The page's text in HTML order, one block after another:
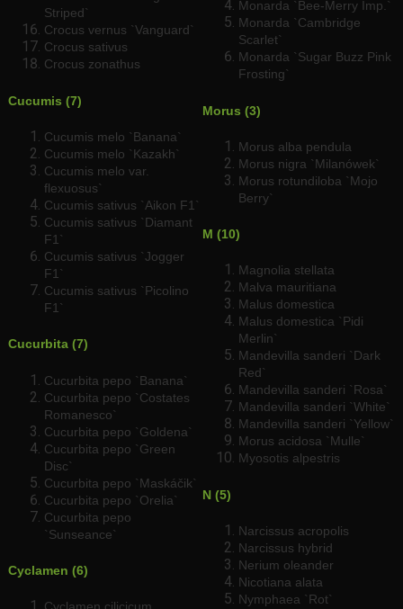
Striped`
Crocus vernus `Vanguard`
Crocus sativus
Crocus zonathus
Cucumis (7)
Cucumis melo `Banana`
Cucumis melo `Kazakh`
Cucumis melo var.
flexuosus`
Cucumis sativus `Aikon F1`
Cucumis sativus `Diamant
F1`
Cucumis sativus `Jogger
F1`
Cucumis sativus `Picolino
F1`
Cucurbita (7)
Cucurbita pepo `Banana`
Cucurbita pepo `Costates
Romanesco`
Cucurbita pepo `Goldena`
Cucurbita pepo `Green
Disc`
Cucurbita pepo `Maskáčik`
Cucurbita pepo `Orelia`
Cucurbita pepo
`Sunseance`
Cyclamen (6)
Monarda `Bee-Merry Imp.`
Monarda `Cambridge
Scarlet`
Monarda `Sugar Buzz Pink
Frosting`
Morus (3)
Morus alba pendula
Morus nigra `Milanówek`
Morus rotundiloba `Mojo
Berry`
M (10)
Magnolia stellata
Malva mauritiana
Malus domestica
Malus domestica `Pidi
Merlin`
Mandevilla sanderi `Dark
Red`
Mandevilla sanderi `Rosa`
Mandevilla sanderi `White`
Mandevilla sanderi `Yellow`
Morus acidosa `Mulle`
Myosotis alpestris
N (5)
Narcissus acropolis
Narcissus hybrid
Nerium oleander
Nicotiana alata
Nymphaea `Rot`